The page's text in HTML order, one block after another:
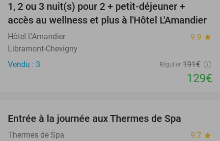
1, 2 ou 3 nuit(s) pour 2 + petit-déjeuner +
accès au wellness et plus à l'Hôtel L'Amandier
Hôtel L'Amandier 9.9 star
Libramont-Chevigny
Vendu : 3
Régulier 191€
129€
Entrée à la journée aux Thermes de Spa
Thermes de Spa 9.7 star